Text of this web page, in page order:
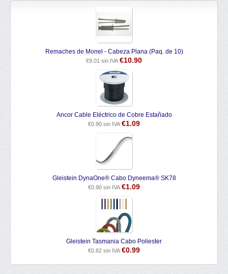
Remaches de Monel - Cabeza Plana (Paq. de 10)
€9.01 sin IVA €10.90
Ancor Cable Eléctrico de Cobre Estañado
€0.90 sin IVA €1.09
Gleistein DynaOne® Cabo Dyneema® SK78
€0.90 sin IVA €1.09
Gleistein Tasmania Cabo Poliester
€0.82 sin IVA €0.99